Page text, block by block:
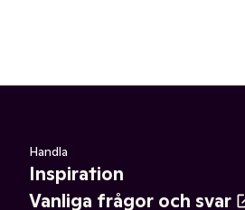
Handla
Inspiration
Vanliga frågor och svar